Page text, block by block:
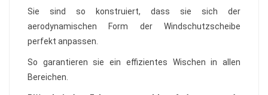
Sie sind so konstruiert, dass sie sich der
aerodynamischen Form der Windschutzscheibe
perfekt anpassen.
So garantieren sie ein effizientes Wischen in allen
Bereichen.